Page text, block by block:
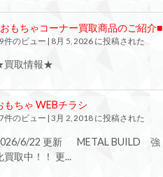
もちゃコーナー買取商品のご紹介■
件のビュー | 8月 5, 2026 に投稿された
取情報★
もちゃ WEBチラシ
件のビュー 3月 2, 2018 に投稿された
6/22 更新 METAL BUILD 強
買取中！！ 更...